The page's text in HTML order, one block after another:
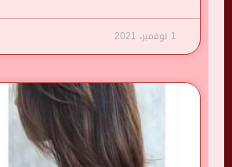
1 نوفمبر، 2021